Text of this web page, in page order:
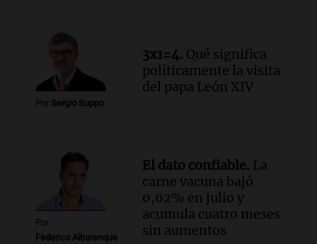
Por Sergio Suppo
3x1=4. Qué significa
políticamente la visita
del papa León XIV
Por
Federico Albarenque
El dato confiable. La
carne vacuna bajó
0,02% en julio y
acumula cuatro meses
sin aumentos